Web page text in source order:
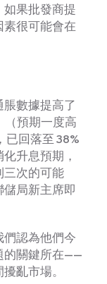
果批發商提
素很可能會在
數據提高了
（預期一度高
已回落至 38%
升息預期，
三次的可能
局新主席即
認為他們今
的關鍵所在——
亂市場。